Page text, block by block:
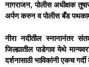
नागराजन, पोलीस अधीक्षक
अर्पण करुन व पोलीस बँड
नीरा नदीतील स्नानानंतर
जिल्ह्यातील पाडेगाव येथे
दर्शनासाठी भाविकांनी एकच